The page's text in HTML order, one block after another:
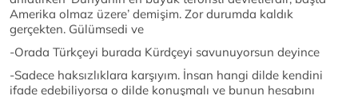
Amerika olmaz üzere’ demişim. Zor durumda kaldık
gerçekten. Gülümsedi ve
-Orada Türkçeyi burada Kürdçeyi savunuyorsun deyince
-Sadece haksızlıklara karşıyım. İnsan hangi dilde kendini
ifade edebiliyorsa o dilde konuşmalı ve bunun hesabını